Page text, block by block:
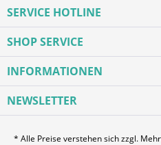
SERVICE HOTLINE
SHOP SERVICE
INFORMATIONEN
NEWSLETTER
* Alle Preise verstehen sich zzgl.